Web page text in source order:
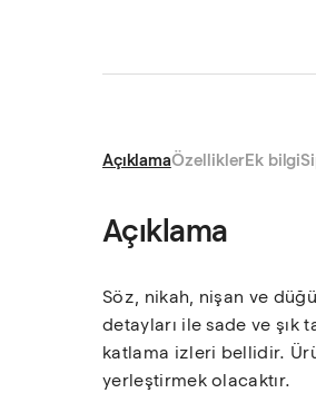
AçıklamaÖzelliklerEk bilgi
Açıklama
Söz, nikah, nişan ve
detayları ile sade ve şık
katlama izleri bellidir.
yerleştirmek olacaktır.